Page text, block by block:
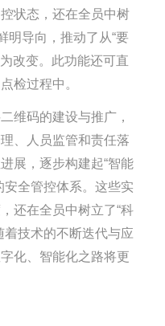
状态，还在全员中树
明导向，推动了从“要
改变。此功能还可直
检过程中。
维码的建设与推广，
、人员监管和责任落
展，逐步构建起“智能
安全管控体系。这些实
还在全员中树立了“科
着技术的不断迭代与应
化、智能化之路将更